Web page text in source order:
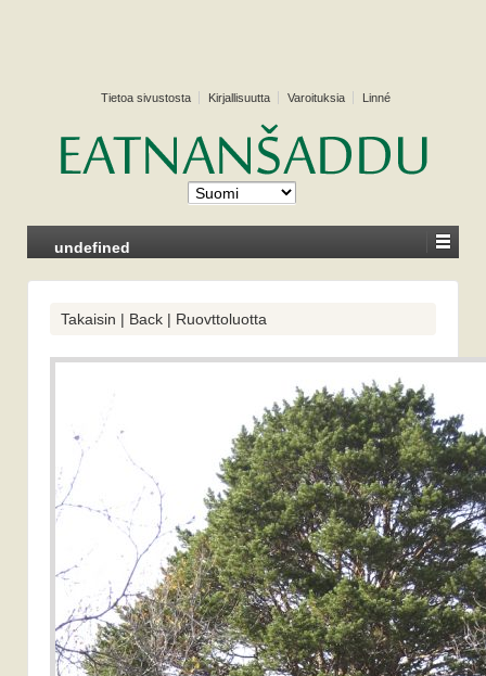
Tietoa sivustosta Kirjallisuutta Varoituksia Linné
undefined
Takaisin | Back | Ruovttoluotta